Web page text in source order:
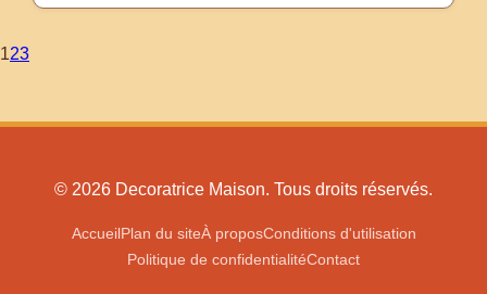
123
© 2026 Decoratrice Maison. Tous droits réservés.
AccueilPlan du siteÀ proposConditions d'utilisation
Politique de confidentialitéContact